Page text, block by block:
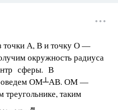
точки А, В и точку О —
окружность радиуса
сферы. В
ОМ┴АВ. ОМ —
треугольнике, таким